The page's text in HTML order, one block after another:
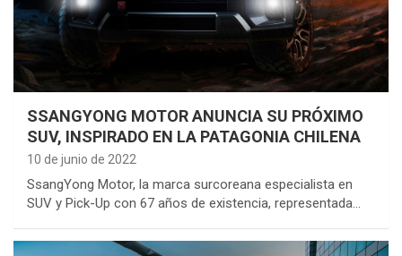
SSANGYONG MOTOR ANUNCIA SU PRÓXIMO
SUV, INSPIRADO EN LA PATAGONIA CHILENA
10 de junio de 2022
SsangYong Motor, la marca surcoreana especialista en
SUV y Pick-Up con 67 años de existencia, representada…